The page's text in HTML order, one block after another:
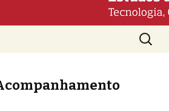
por: